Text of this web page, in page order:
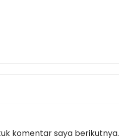
komentar saya berikutnya.